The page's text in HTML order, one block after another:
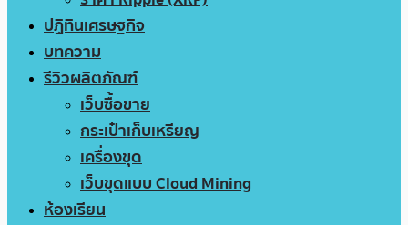
ปฏิทินเศรษฐกิจ
บทความ
รีวิวผลิตภัณฑ์
เว็บซื้อขาย
กระเป๋าเก็บเหรียญ
เครื่องขุด
เว็บขุดแบบ Cloud Mining
ห้องเรียน